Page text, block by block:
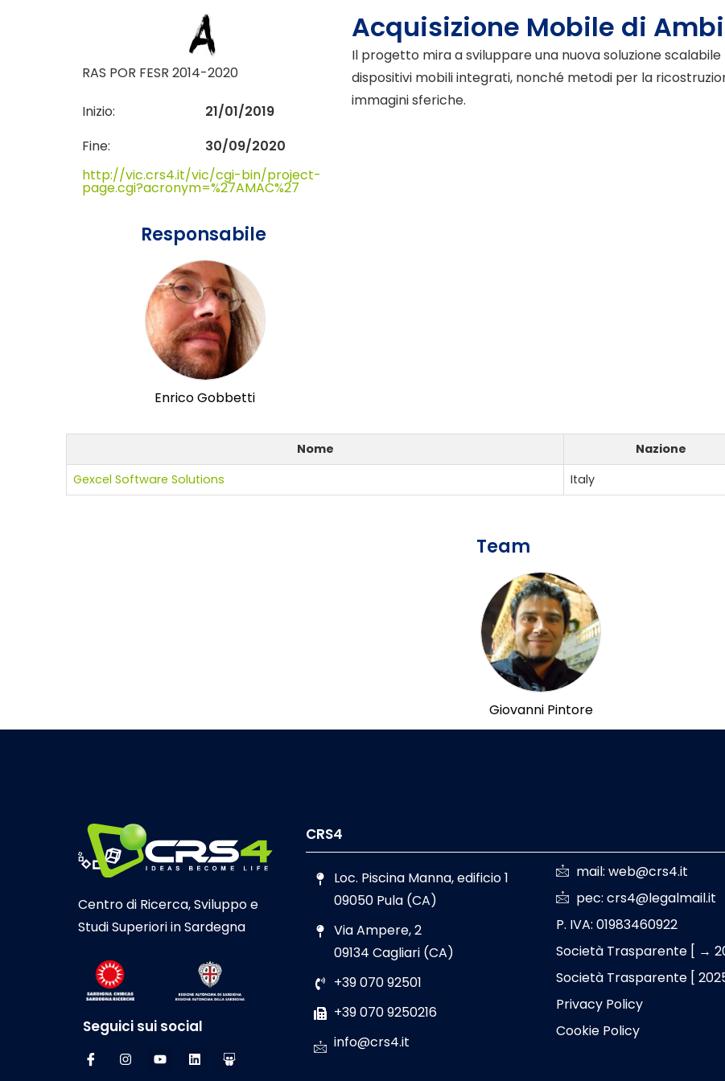
RAS POR FESR 2014-2020
Inizio:
21/01/2019
Fine:
30/09/2020
http://vic.crs4.it/vic/cgi-bin/project-
page.cgi?acronym=%27AMAC%27
Responsabile
Enrico Gobbetti
Acquisizione Mobile di
Il progetto mira a sviluppare una nuova soluzione
dispositivi mobili integrati, nonché metodi per la
immagini sferiche.
Nome Nazione
Gexcel Software Solutions
Italy
Team
Giovanni Pintore
Centro di Ricerca, Sviluppo e
Studi Superiori in Sardegna
Seguici sui social
CRS4
Loc. Piscina Manna, edificio 1
09050 Pula (CA)
Via Ampere, 2
09134 Cagliari (CA)
+39 070 92501
+39 070 9250216
info@crs4.it
mail: web@crs4.it
pec: crs4@legalmail.it
P. IVA: 01983460922
Società Trasparente [ →
Società Trasparente [
Privacy Policy
Cookie Policy